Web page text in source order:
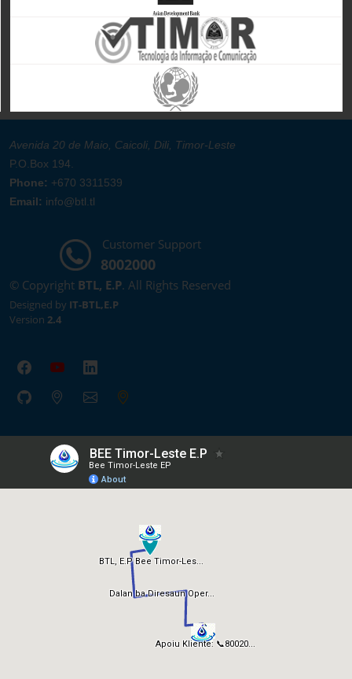
Avenida 20 de Maio, Caicoli, Dili, Timor-Leste
P.O.Box 194.
Phone: +670 3311539
Email: info@btl.tl
Customer Support
8002000
© Copyright BTL, E.P. All Rights Reserved
Designed by IT-BTL,E.P
Version 2.4